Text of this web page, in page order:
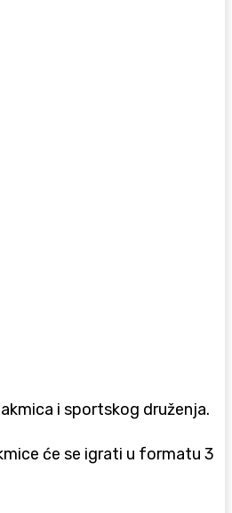
i sportskog druženja.
će se igrati u formatu 3